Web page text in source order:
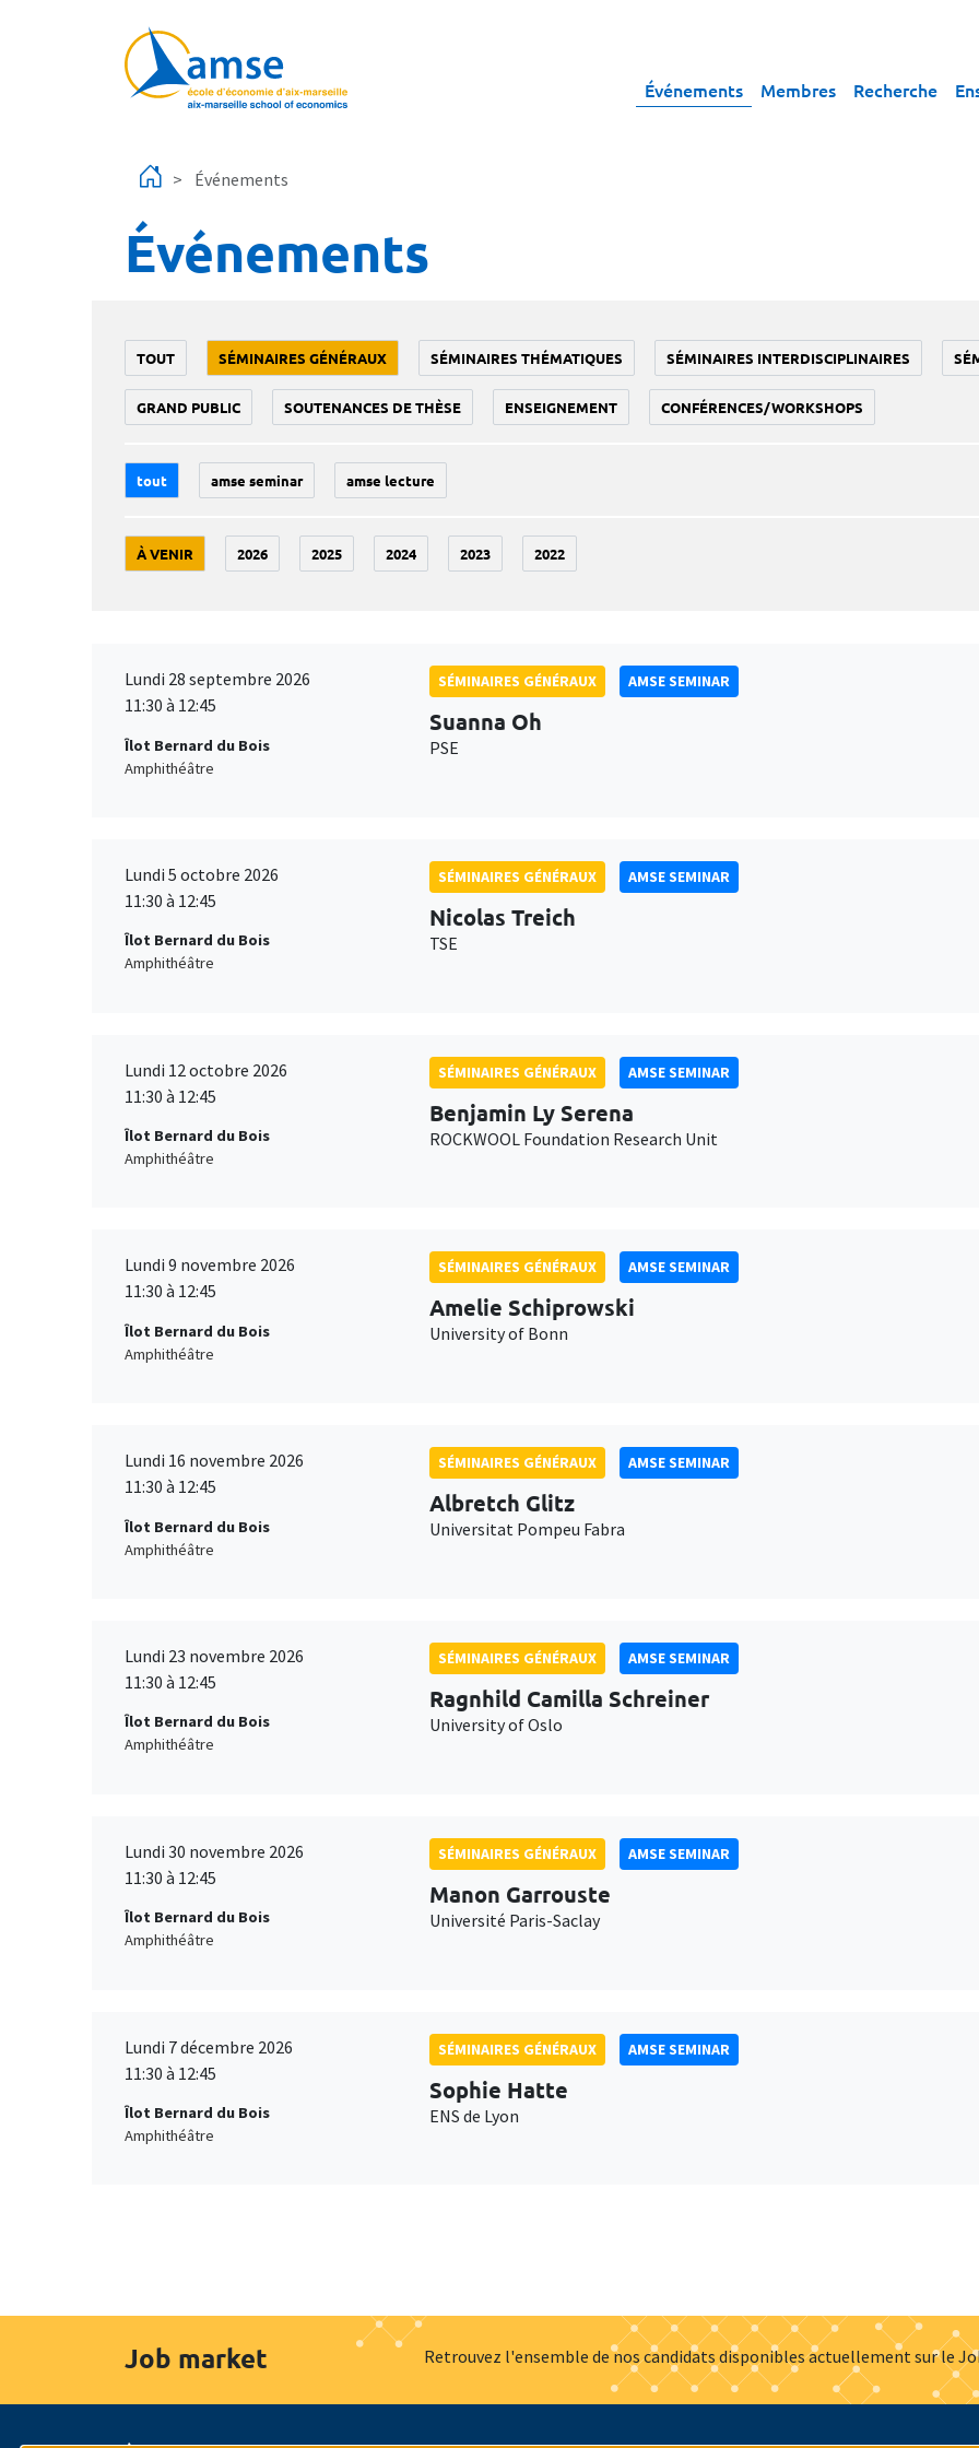
Événements Membres Recherche
Événements
Événements
TOUT SÉMINAIRES GÉNÉRAUX SÉMINAIRES THÉMATIQUES SÉMINAIRES INTERDISCIPLINAIRES
GRAND PUBLIC SOUTENANCES DE THÈSE ENSEIGNEMENT CONFÉRENCES/WORKSHOPS
tout amse seminar amse lecture
À VENIR 2026 2025 2024 2023 2022
Lundi 28 septembre 2026
11:30 à 12:45
Îlot Bernard du Bois
Amphithéâtre
SÉMINAIRES GÉNÉRAUX AMSE SEMINAR
Suanna Oh
PSE
Lundi 5 octobre 2026
11:30 à 12:45
Îlot Bernard du Bois
Amphithéâtre
SÉMINAIRES GÉNÉRAUX AMSE SEMINAR
Nicolas Treich
TSE
Lundi 12 octobre 2026
11:30 à 12:45
Îlot Bernard du Bois
Amphithéâtre
SÉMINAIRES GÉNÉRAUX AMSE SEMINAR
Benjamin Ly Serena
ROCKWOOL Foundation Research Unit
Lundi 9 novembre 2026
11:30 à 12:45
Îlot Bernard du Bois
Amphithéâtre
SÉMINAIRES GÉNÉRAUX AMSE SEMINAR
Amelie Schiprowski
University of Bonn
Lundi 16 novembre 2026
11:30 à 12:45
Îlot Bernard du Bois
Amphithéâtre
SÉMINAIRES GÉNÉRAUX AMSE SEMINAR
Albretch Glitz
Universitat Pompeu Fabra
Lundi 23 novembre 2026
11:30 à 12:45
Îlot Bernard du Bois
Amphithéâtre
SÉMINAIRES GÉNÉRAUX AMSE SEMINAR
Ragnhild Camilla Schreiner
University of Oslo
Lundi 30 novembre 2026
11:30 à 12:45
Îlot Bernard du Bois
Amphithéâtre
SÉMINAIRES GÉNÉRAUX AMSE SEMINAR
Manon Garrouste
Université Paris-Saclay
Lundi 7 décembre 2026
11:30 à 12:45
Îlot Bernard du Bois
Amphithéâtre
SÉMINAIRES GÉNÉRAUX AMSE SEMINAR
Sophie Hatte
ENS de Lyon
Job market Retrouvez l'ensemble de nos candidats disponibles actuellement sur le